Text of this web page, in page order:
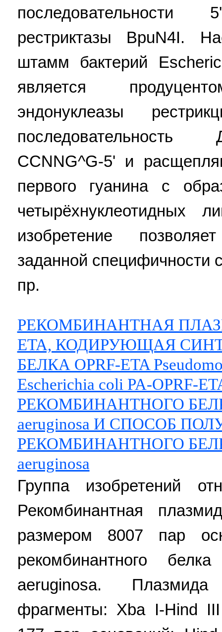
рестриктазы BpuN4I.
штамм бактерий
является
эндонуклеазы
CCNNG^G-5' и
первого гуанина с
четырёхнуклеотидных
изобретение
заданной
пр.
РЕКОМБИНАНТНАЯ
ETA, КОДИРУЮЩАЯ
БЕЛКА OPRF-ETA
Escherichia coli PA-OPRF-
РЕКОМБИНАНТНОГО БЕЛКА
aeruginosa И СПОСОБ
РЕКОМБИНАНТНОГО БЕЛКА
aeruginosa
Группа изобретений
Рекомбинантная
размером 8007 пар
рекомбинантного
aeruginosa.
фрагменты: Xba I-Hind